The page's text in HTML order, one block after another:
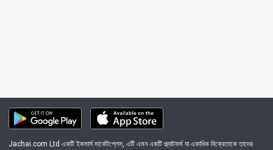
Jachai.com Ltd একটি ইকমার্স মার্কেটপ্লেস, এটি এমন একটি প্ল্যাটফর্ম যা একাধিক বিক্রেতাকে তাদের